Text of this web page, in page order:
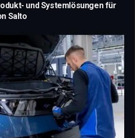
und Systemlösungen für
Salto